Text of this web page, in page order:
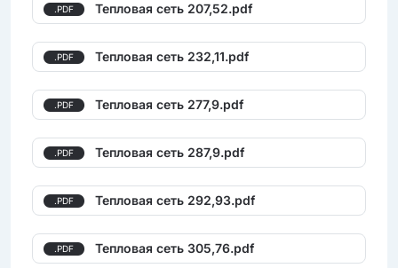
.PDF Тепловая сеть 207,52.pdf
.PDF Тепловая сеть 232,11.pdf
.PDF Тепловая сеть 277,9.pdf
.PDF Тепловая сеть 287,9.pdf
.PDF Тепловая сеть 292,93.pdf
.PDF Тепловая сеть 305,76.pdf